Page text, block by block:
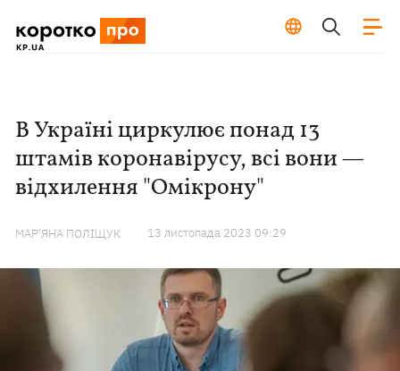
В Україні циркулює понад 13
штамів коронавірусу, всі вони —
відхилення "Омікрону"
МАР'ЯНА ПОЛІЩУК 13 листопада 2023 09:29